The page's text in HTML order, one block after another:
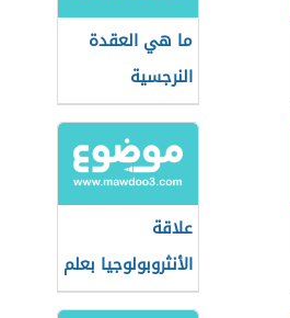
ما هي العقدة
النرجسية
علاقة
الأنثروبولوجيا بعلم
النفس